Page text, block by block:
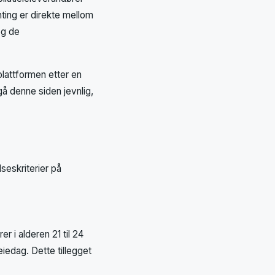
er direkte mellom
de
etter en
denne siden jevnlig,
på
i alderen 21 til 24
Dette tillegget